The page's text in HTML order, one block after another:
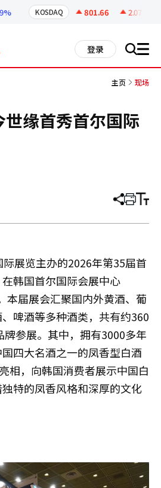
KOSDAQ 801.66 2.07
登录 搜 all
主页 现场
缘首秀首尔国际
分
章
打 调
小
展览主办的2026年第35届首
韩国首尔国际会展中心
本届展会汇聚国内外黄酒、葡
啤酒等多种酒类，共有约360
参展。其中，拥有3000多年
四大名酒之一的凤香型白酒
相，向韩国消费者展示中国白
特的凤香风格和深厚的文化